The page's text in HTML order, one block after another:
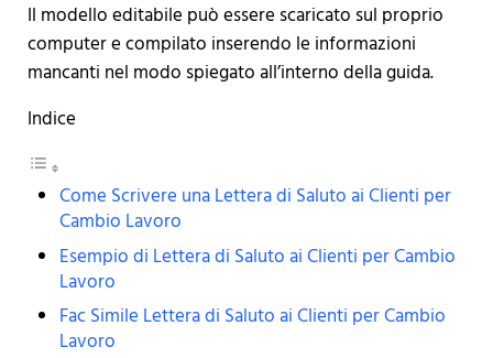
Il modello editabile può essere scaricato sul proprio
computer e compilato inserendo le informazioni
mancanti nel modo spiegato all’interno della guida.
Indice
Come Scrivere una Lettera di Saluto ai Clienti per
Cambio Lavoro
Esempio di Lettera di Saluto ai Clienti per Cambio
Lavoro
Fac Simile Lettera di Saluto ai Clienti per Cambio
Lavoro